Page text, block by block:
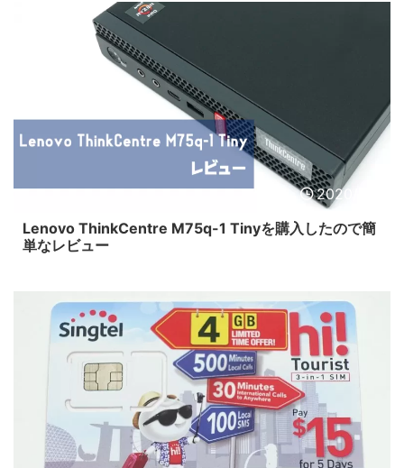
2020/6/6
Lenovo ThinkCentre M75q-1 Tinyを購入したので簡
単なレビュー